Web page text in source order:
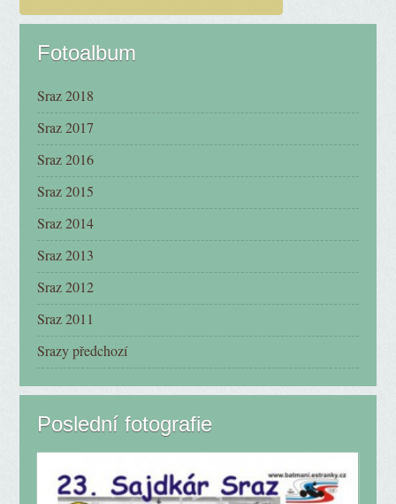
Fotoalbum
Sraz 2018
Sraz 2017
Sraz 2016
Sraz 2015
Sraz 2014
Sraz 2013
Sraz 2012
Sraz 2011
Srazy předchozí
Poslední fotografie